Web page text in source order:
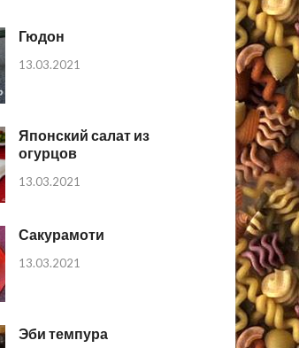
Гюдон
13.03.2021
Японский салат из
огурцов
13.03.2021
Сакурамоти
13.03.2021
Эби темпура